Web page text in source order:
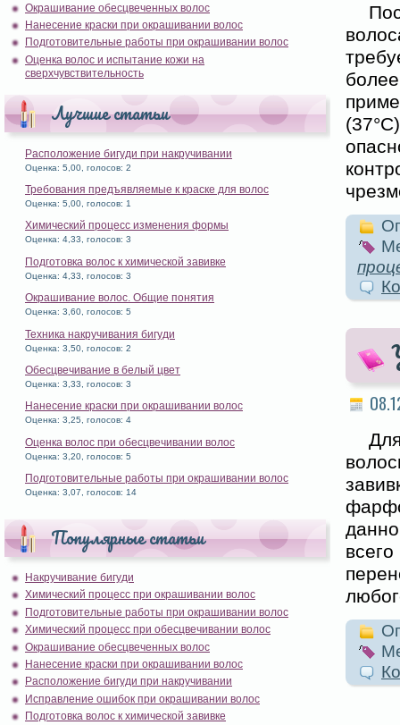
Окрашивание обесцвеченных волос
Нанесение краски при окрашивании волос
Подготовительные работы при окрашивании волос
Оценка волос и испытание кожи на
сверхчувствительность
Лучшие статьи
Расположение бигуди при накручивании
Оценка: 5,00, голосов: 2
Требования предъявляемые к краске для волос
Оценка: 5,00, голосов: 1
Химический процесс изменения формы
Оценка: 4,33, голосов: 3
Подготовка волос к химической завивке
Оценка: 4,33, голосов: 3
Окрашивание волос. Общие понятия
Оценка: 3,60, голосов: 5
Техника накручивания бигуди
Оценка: 3,50, голосов: 2
Обесцвечивание в белый цвет
Оценка: 3,33, голосов: 3
Нанесение краски при окрашивании волос
Оценка: 3,25, голосов: 4
Оценка волос при обесцвечивании волос
Оценка: 3,20, голосов: 5
Подготовительные работы при окрашивании волос
Оценка: 3,07, голосов: 14
Популярные статьи
Накручивание бигуди
Химический процесс при окрашивании волос
Подготовительные работы при окрашивании волос
Химический процесс при обесцвечивании волос
Окрашивание обесцвеченных волос
Нанесение краски при окрашивании волос
Расположение бигуди при накручивании
Исправление ошибок при окрашивании волос
Подготовка волос к химической завивке